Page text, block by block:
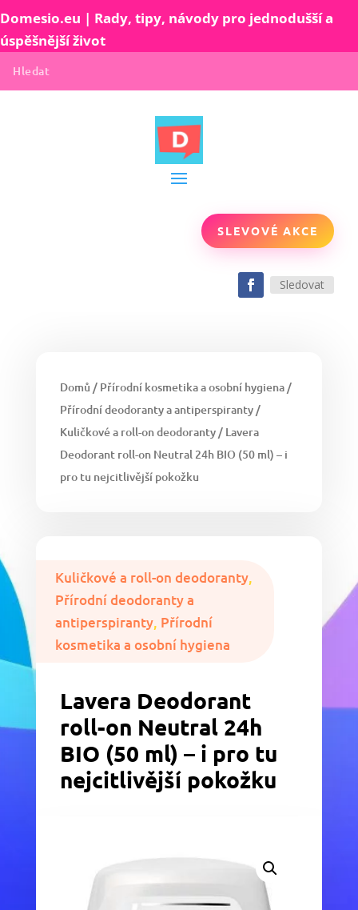
Domesio.eu | Rady, tipy, návody pro jednodušší a
úspěšnější život
SLEVOVÉ AKCE
Sledovat
Domů / Přírodní kosmetika a osobní hygiena/
Přírodní deodoranty a antiperspiranty/
Kuličkové a roll-on deodoranty/ Lavera
Deodorant roll-on Neutral 24h BIO (50 ml) – i
pro tu nejcitlivější pokožku
Kuličkové a roll-on deodoranty,
Přírodní deodoranty a
antiperspiranty, Přírodní
kosmetika a osobní hygiena
Lavera Deodorant
roll-on Neutral 24h
BIO (50 ml) – i pro tu
nejcitlivější pokožku